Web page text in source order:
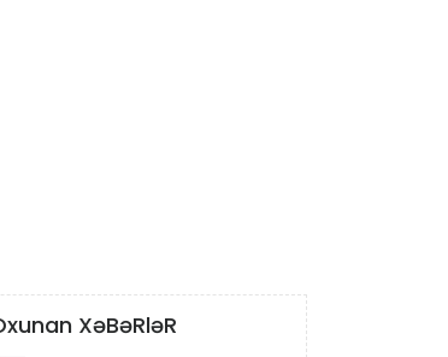
XəBəRləR